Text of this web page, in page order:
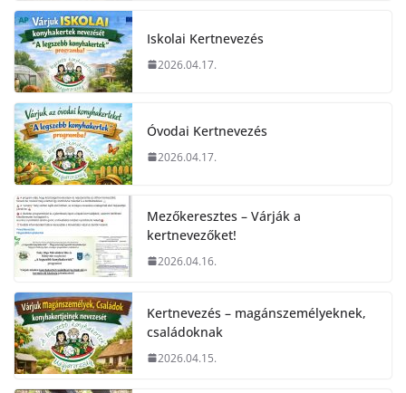
Iskolai Kertnevezés
2026.04.17.
Óvodai Kertnevezés
2026.04.17.
Mezőkeresztes – Várják a
kertnevezőket!
2026.04.16.
Kertnevezés – magánszemélyeknek,
családoknak
2026.04.15.